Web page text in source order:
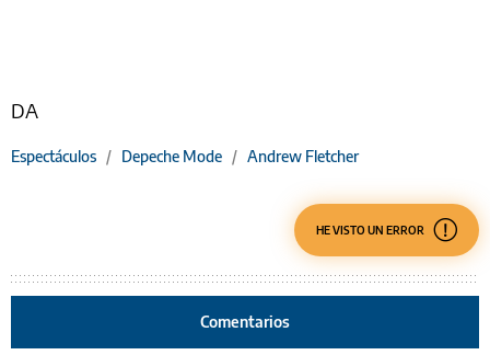
DA
Espectáculos / Depeche Mode / Andrew Fletcher
HE VISTO UN ERROR
Comentarios